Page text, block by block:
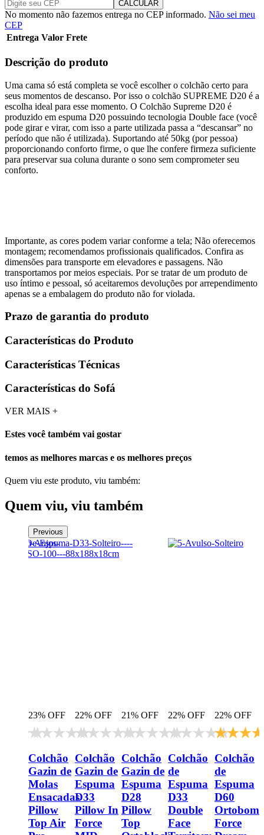
No momento não fazemos entrega no CEP informado. Não sei meu
CEP
Entrega Valor Frete
Descrição do produto
Uma cama só está completa se você escolher o colchão certo para
seus momentos de descanso. Por isso o colchão SUPREME D20 é a
escolha ideal para esse momento. O Colchão Supreme D20 é
produzido em espuma D20 possuindo tecnologia Double face (você
pode girar e virar, com isso a parte utilizada passa a “descansar” no
período que não é utilizada). Suportando até 50kg (por pessoa)
proporcionando conforto firme, o que lhe confere firmeza suficiente
para preservar sua coluna durante o sono sem comprometer seu
conforto.
Importante, as cores podem variar conforme a tela; Não oferecemos
montagem; recomendamos profissionais qualificados. Confira as
dimensões para transporte em elevadores e passagens. Não
transportamos por meios especiais. Por se tratar de um produto de
uso íntimo e pessoal, só aceitaremos devoluções por arrependimento
apenas se a embalagem do produto não for violada.
Prazo de garantia do produto
Características do Produto
Características Técnicas
Características do Sofá
VER MAIS +
Estes você também vai gostar
temos as melhores marcas e os melhores preços
Quem viu este produto, viu também:
Quem viu, viu também
Previous
23% OFF
Colchão
Gazin de
Molas
Ensacadas
Pillow
Top Air
22% OFF
Colchão
Gazin de
Espuma
D33
Pillow In
Force
21% OFF
Colchão
Gazin de
Espuma
D28
Pillow
Top
22% OFF
Colchão
de
Espuma
D33
Double
Face
22% OFF
Colchão
de
Espuma
D60
Ortobom
Force